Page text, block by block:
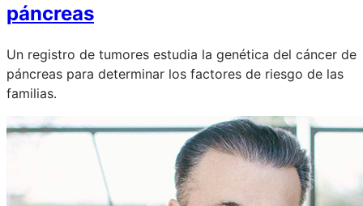
páncreas
Un registro de tumores estudia la genética del cáncer de
páncreas para determinar los factores de riesgo de las
familias.